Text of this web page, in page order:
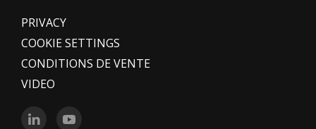
PRIVACY
COOKIE SETTINGS
CONDITIONS DE VENTE
VIDEO